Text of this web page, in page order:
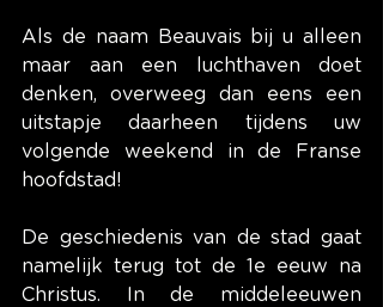
Als de naam Beauvais bij u alleen
maar aan een luchthaven doet
denken, overweeg dan eens een
uitstapje daarheen tijdens uw
volgende weekend in de Franse
hoofdstad!
De geschiedenis van de stad gaat
namelijk terug tot de 1e eeuw na
Christus. In de middeleeuwen